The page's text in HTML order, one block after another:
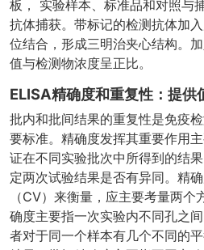
板， 实验样本、标准品和对照与
抗体捕获。带标记的检测抗体加
位结合，形成三明治夹心结构。
值与检测物浓度呈正比。
ELISA精确度和重复性：提供
批内和批间结果的重复性是免疫
要标准。精确度发挥其重要作用
证在不同实验批次中所得到的结
定两次试验结果是否有异同。精
（CV）来衡量，应主要考量两
确度主要指一次实验内不同孔之
者对于同一个样本有几个不同的